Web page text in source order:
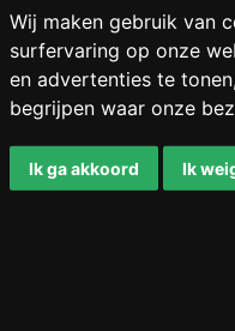
Wij maken gebruik van
surfervaring op onze
en advertenties te
begrijpen waar onze
Ik ga akkoord Ik